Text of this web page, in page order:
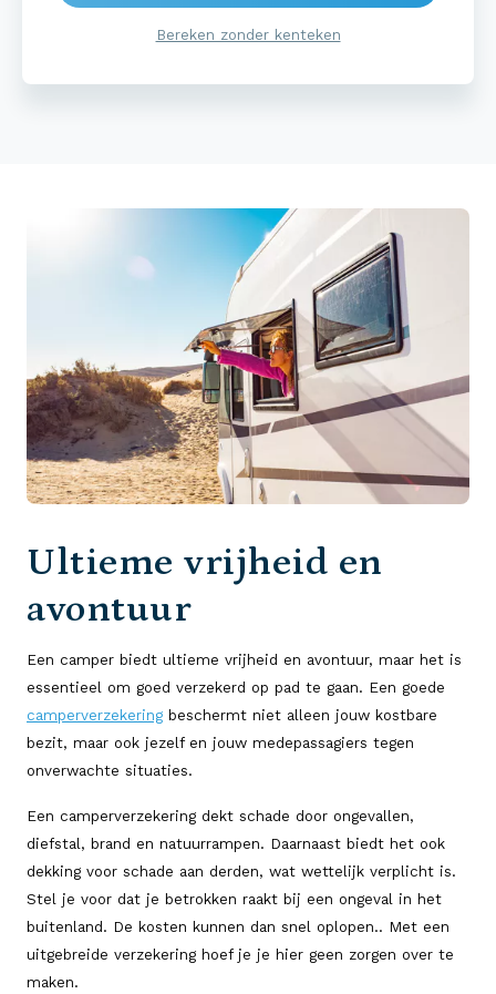
Bereken zonder kenteken
Ultieme vrijheid en
avontuur
Een camper biedt ultieme vrijheid en avontuur, maar het is
essentieel om goed verzekerd op pad te gaan. Een goede
camperverzekering beschermt niet alleen jouw kostbare
bezit, maar ook jezelf en jouw medepassagiers tegen
onverwachte situaties.
Een camperverzekering dekt schade door ongevallen,
diefstal, brand en natuurrampen. Daarnaast biedt het ook
dekking voor schade aan derden, wat wettelijk verplicht is.
Stel je voor dat je betrokken raakt bij een ongeval in het
buitenland. De kosten kunnen dan snel oplopen.. Met een
uitgebreide verzekering hoef je je hier geen zorgen over te
maken.